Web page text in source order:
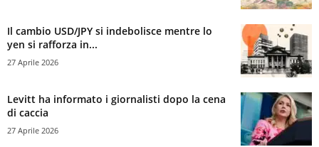
Il cambio USD/JPY si indebolisce mentre lo
yen si rafforza in...
27 Aprile 2026
Levitt ha informato i giornalisti dopo la cena
di caccia
27 Aprile 2026